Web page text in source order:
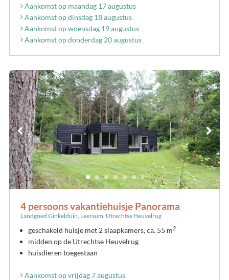
Aankomst op maandag 17 augustus
Aankomst op dinsdag 18 augustus
Aankomst op woensdag 19 augustus
Aankomst op donderdag 20 augustus
4 persoons vakantiehuisje Panorama
Landgoed Ginkelduin, Leersum, Utrechtse Heuvelrug
geschakeld huisje met 2 slaapkamers, ca. 55 m2
midden op de Utrechtse Heuvelrug
huisdieren toegestaan
Aankomst op vrijdag 7 augustus